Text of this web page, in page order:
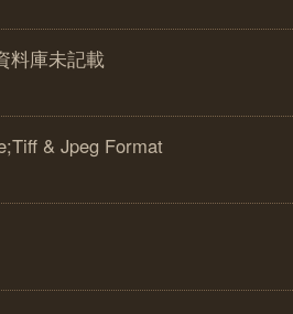
料庫未記載
& Jpeg Format